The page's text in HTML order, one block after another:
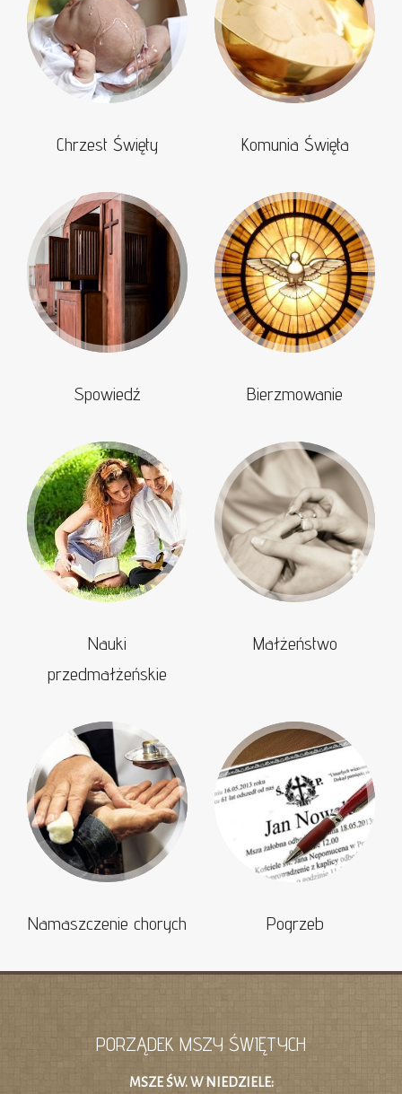
Chrzest Święty Komunia Święta
Spowiedź Bierzmowanie
Nauki
przedmałżeńskie
Małżeństwo
Namaszczenie chorych Pogrzeb
PORZĄDEK MSZY ŚWIĘTYCH
MSZE ŚW. W NIEDZIELE: